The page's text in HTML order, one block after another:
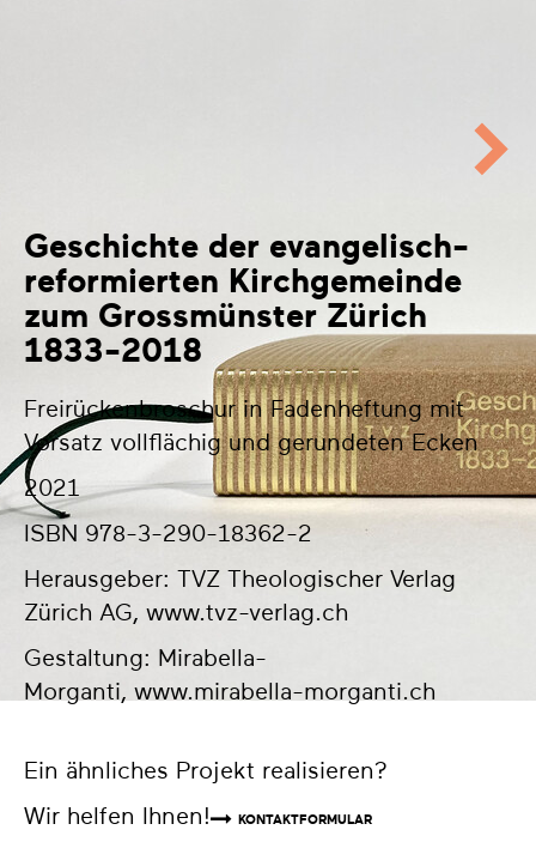
Geschichte der evangelisch-
reformierten Kirchgemeinde
zum Grossmünster Zürich
1833-2018
Freirückenbroschur in Fadenheftung mit
Vorsatz vollflächig und gerundeten Ecken
2021
ISBN 978-3-290-18362-2
Herausgeber: TVZ Theologischer Verlag
Zürich AG, www.tvz-verlag.ch
Gestaltung: Mirabella-
Morganti, www.mirabella-morganti.ch
Ein ähnliches Projekt realisieren?
Wir helfen Ihnen!
KONTAKTFORMULAR